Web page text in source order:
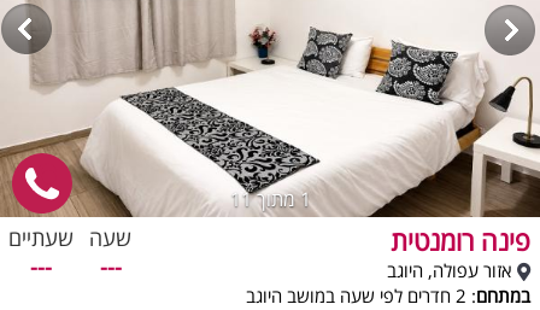
1מתוך 11
פינה רומנטית
אזור עפולה, היוגב
במתחם: 2 חדרים לפי שעה במושב היוגב
שעה
---
שעתיים
---